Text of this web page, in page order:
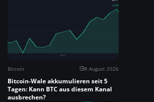
Bitcoin 8 August 2026
Bitcoin-Wale akkumulieren seit 5
Tagen: Kann BTC aus diesem Kanal
ausbrechen?